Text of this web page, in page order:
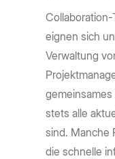
eignen sich
Verwaltung
stets alle
sind. Manche
die schnelle